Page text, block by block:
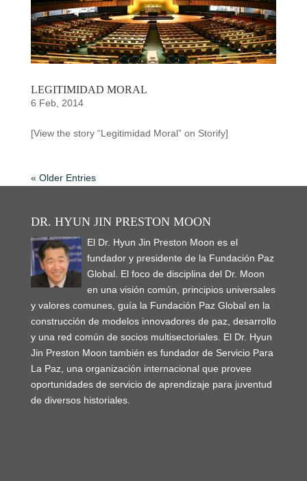
LEGITIMIDAD MORAL
6 Feb, 2014
[View the story “Legitimidad Moral” on Storify]
« Older Entries
DR. HYUN JIN PRESTON MOON
El Dr. Hyun Jin Preston Moon es el
fundador y presidente de la Fundación Paz
Global. El foco de disciplina del Dr. Moon
en una visión común, principios universales
y valores comunes, guía la Fundación Paz Global en la
construcción de modelos innovadores de paz, desarrollo
y una red común de socios multisectoriales. El Dr. Hyun
Jin Preston Moon también es fundador de Servicio Para
La Paz, una organización internacional que provee
oportunidades de servicio de aprendizaje para juventud
de diversos historiales.